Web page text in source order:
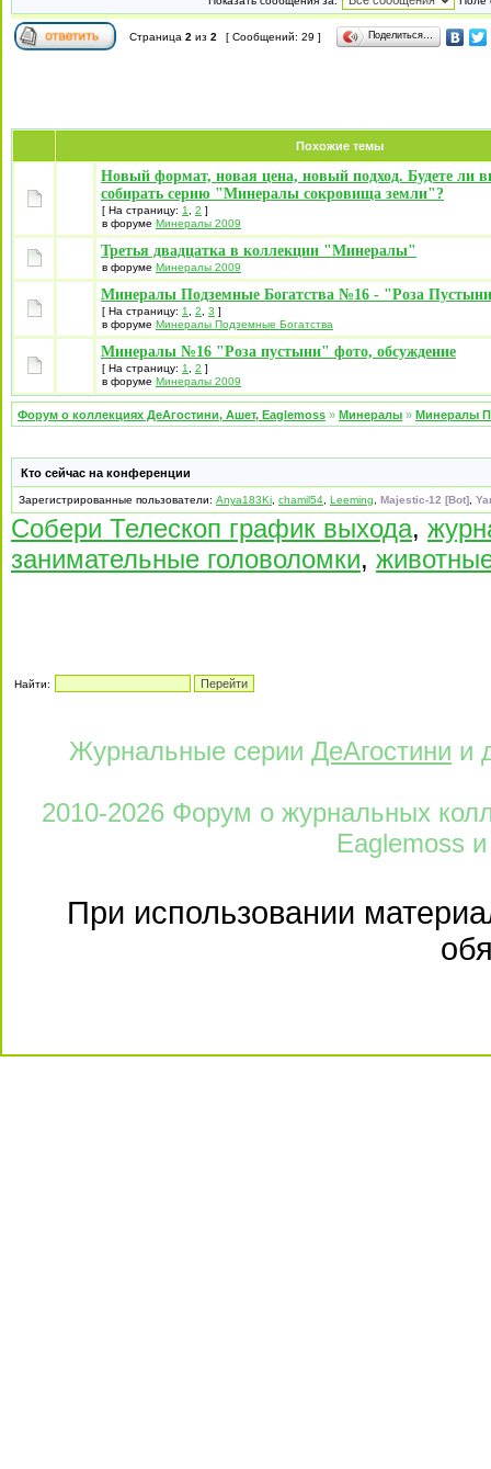
Страница 2 из 2 [ Сообщений: 29 ] Поделиться…
Похожие темы
Новый формат, новая цена, новый подход. Будете ли
собирать серию "Минералы сокровища земли"?
[ На страницу: 1 2 ]
в форуме Минералы 2009
Третья двадцатка в коллекции "Минералы"
в форуме Минералы 2009
Минералы Подземные Богатства №16 - "Роза
[ На страницу: 1 2 3 ]
в форуме Минералы Подземные Богатства
Минералы №16 "Роза пустыни" фото, обсуждение
[ На страницу: 1 2 ]
в форуме Минералы 2009
Форум о коллекциях ДеАгостини, Ашет, Eaglemoss » Минералы » Минералы
Кто сейчас на конференции
Зарегистрированные пользователи: Anya183Ki chamil54 Leeming Majestic-12 [Bot]
Собери Телескоп график выхода,
занимательные головоломки,
Найти:
Журнальные серии ДеАгостини и
2010-2026 Форум о журнальных
Eaglemoss и
При использовании